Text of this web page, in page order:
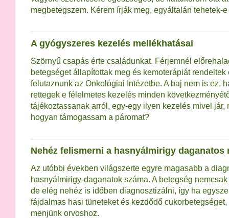
megbetegszem. Kérem írják meg, egyáltalán tehetek-
A gyógyszeres kezelés mellékhatásai
Szörnyű csapás érte családunkat. Férjemnél
betegséget állapítottak meg és kemoterápiát
felutaznunk az Onkológiai Intézetbe. A baj nem is ez,
rettegek e félelmetes kezelés minden
tájékoztassanak arról, egy-egy ilyen kezelés mivel jár,
hogyan támogassam a páromat?
Nehéz felismerni a hasnyálmirigy daganatos
Az utóbbi években világszerte egyre magasabb a
hasnyálmirigy-daganatok száma. A betegség
de elég nehéz is időben diagnosztizálni, így ha
fájdalmas hasi tüneteket és kezdődő
menjünk orvoshoz.